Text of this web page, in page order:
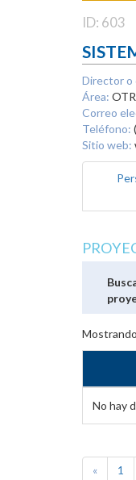
ID: 603
Director o
Área:
Correo
Teléfono:
Sitio web:
Mostrando
No hay
« 1